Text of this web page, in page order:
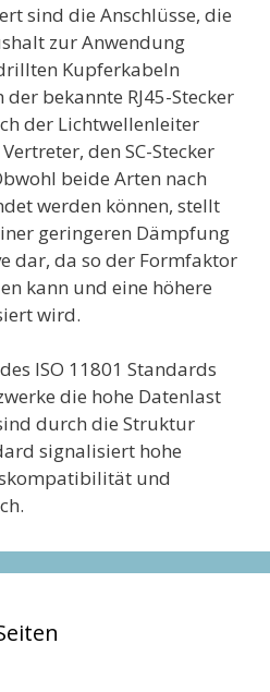
sind die Anschlüsse, die
zur Anwendung
Kupferkabeln
bekannte RJ45-Stecker
der Lichtwellenleiter
den SC-Stecker
beide Arten nach
werden können, stellt
geringeren Dämpfung
dar, da so der Formfaktor
kann und eine höhere
wird.
ISO 11801 Standards
die hohe Datenlast
durch die Struktur
signalisiert hohe
und